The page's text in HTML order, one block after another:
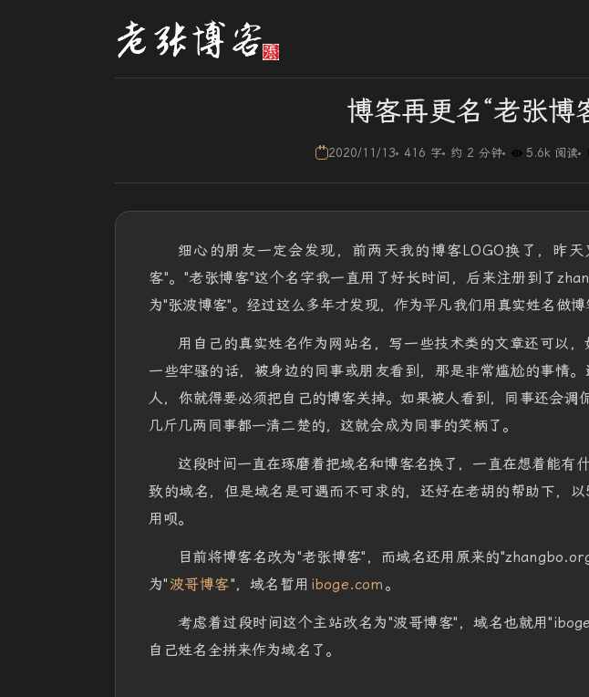
博客再更名“老张博
2020/11/13 416 字 约 2 分钟 5.6k 阅读
细心的朋友一定会发现，前两天我的博客LOGO换了，昨
客"。"老张博客"这个名字我一直用了好长时间，后来注册到了
为"张波博客"。经过这么多年才发现，作为平凡我们用真实姓名做博
用自己的真实姓名作为网站名，写一些技术类的文章还可以
一些牢骚的话，被身边的同事或朋友看到，那是非常尴尬的事情
人，你就得要必须把自己的博客关掉。如果被人看到，同事还会调
几斤几两同事都一清二楚的，这就会成为同事的笑柄了。
这段时间一直在琢磨着把域名和博客名换了，一直在想着能有
致的域名，但是域名是可遇而不可求的，还好在老胡的帮助下，
用呗。
目前将博客名改为"老张博客"，而域名还用原来的
为"波哥博客"，域名暂用 iboge.com 。
考虑着过段时间这个主站改名为"波哥博客"，域名也就用
自己姓名全拼来作为域名了。